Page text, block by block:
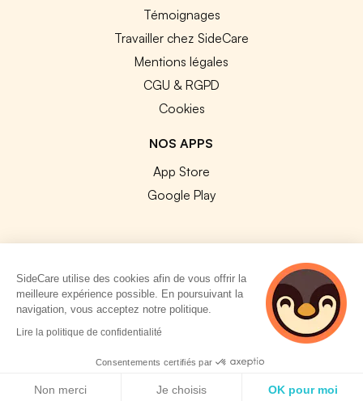
Témoignages
Travailler chez SideCare
Mentions légales
CGU & RGPD
Cookies
NOS APPS
App Store
Google Play
© 2026 SideCare. Tous droits réservés.
SideCare utilise des cookies afin de vous offrir la
meilleure expérience possible. En poursuivant la
navigation, vous acceptez notre politique.
Lire la politique de confidentialité
Consentements certifiés par
Non merci Je choisis OK pour moi